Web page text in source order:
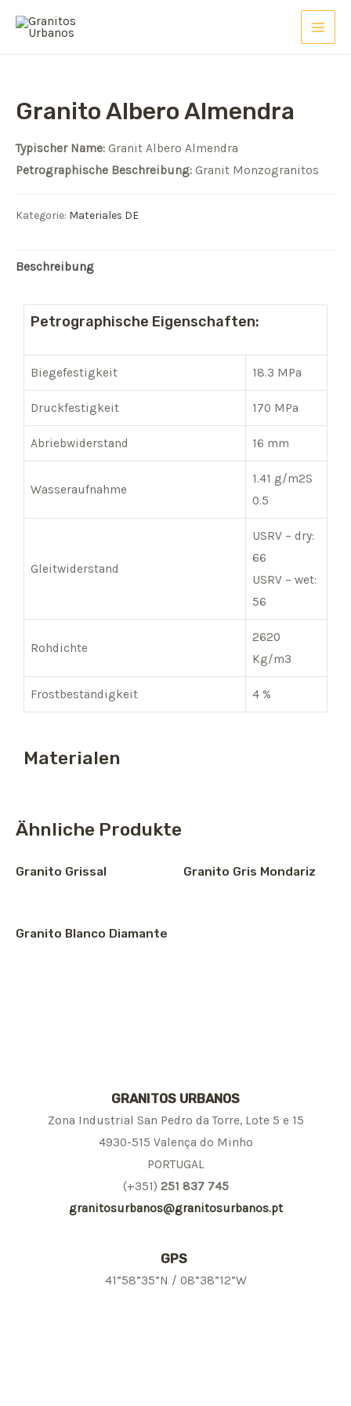
Granito Albero Almendra
Typischer Name: Granit Albero Almendra
Petrographische Beschreibung: Granit Monzogranitos
Kategorie: Materiales DE
Beschreibung
Petrographische Eigenschaften:
Biegefestigkeit 18.3 MPa
Druckfestigkeit 170 MPa
Abriebwiderstand 16 mm
Wasseraufnahme
1.41 g/m2S
0.5
Gleitwiderstand
USRV – dry:
66
USRV – wet:
56
Rohdichte
2620
Kg/m3
Frostbeständigkeit 4 %
Materialen
Ähnliche Produkte
Granito Grissal Granito Gris Mondariz
Granito Blanco Diamante
GRANITOS URBANOS
Zona Industrial San Pedro da Torre, Lote 5 e 15
4930-515 Valença do Minho
PORTUGAL
(+351) 251 837 745
granitosurbanos@granitosurbanos.pt
GPS
41”58”35”N / 08”38”12”W